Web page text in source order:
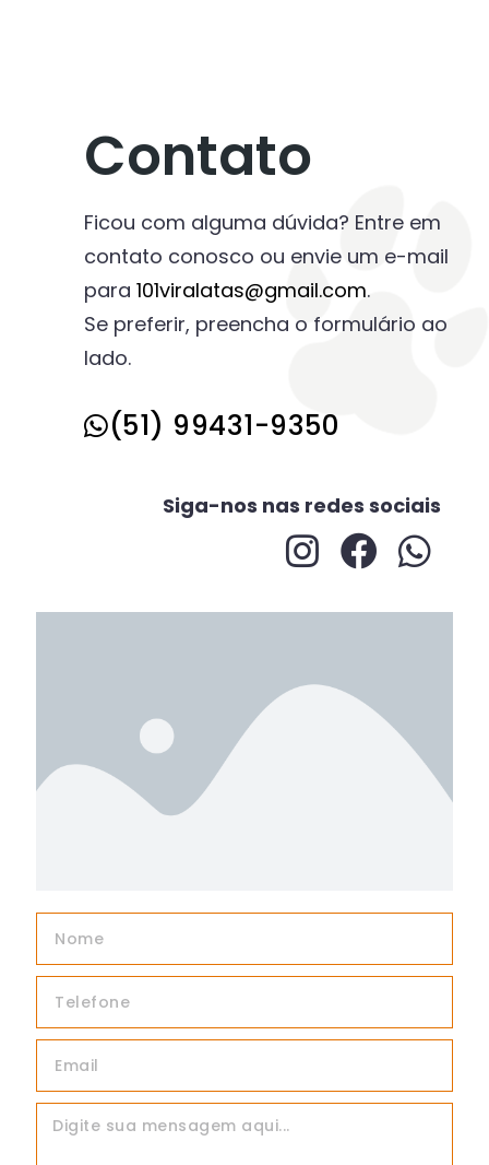
Contato
Ficou com alguma dúvida? Entre em
contato conosco ou envie um e-mail
para 101viralatas@gmail.com.
Se preferir, preencha o formulário ao
lado.
(51) 99431-9350
Siga-nos nas redes sociais